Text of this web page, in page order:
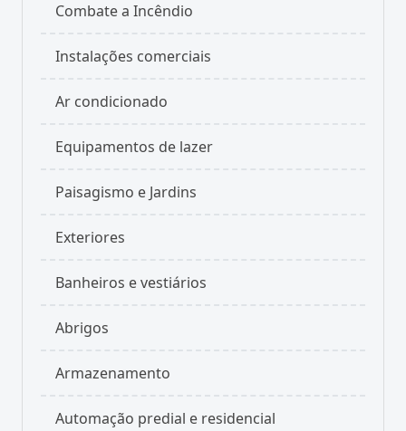
Combate a Incêndio
Instalações comerciais
Ar condicionado
Equipamentos de lazer
Paisagismo e Jardins
Exteriores
Banheiros e vestiários
Abrigos
Armazenamento
Automação predial e residencial